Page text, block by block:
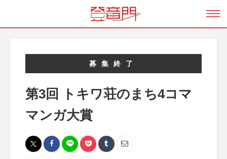
募集終了
第3回 トキワ荘のまち4コマ
マンガ大賞